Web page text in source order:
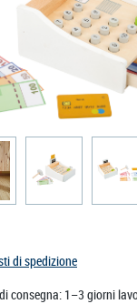
di spedizione
consegna: 1–3 giorni